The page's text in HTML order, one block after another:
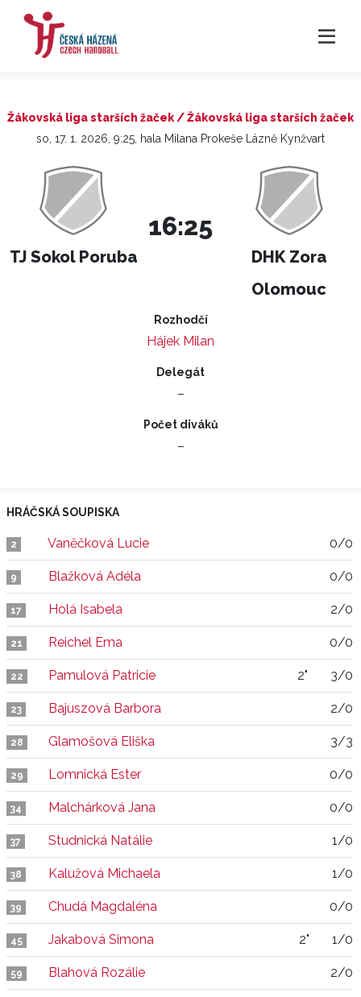
Žákovská liga starších žaček / Žákovská liga starších žaček
so, 17. 1. 2026, 9:25, hala Milana Prokeše Lázně Kynžvart
TJ Sokol Poruba
16:25
DHK Zora
Olomouc
Rozhodčí
Hájek Milan
Delegát
–
Počet diváků
–
HRÁČSKÁ SOUPISKA
2 Vaněčková Lucie 0/0
9 Blažková Adéla 0/0
17 Holá Isabela 2/0
21 Reichel Ema 0/0
22 Pamulová Patricie 2" 3/0
23 Bajuszová Barbora 2/0
28 Glamošová Eliška 3/3
29 Lomnická Ester 0/0
34 Malchárková Jana 0/0
37 Studnická Natálie 1/0
38 Kalužová Michaela 1/0
39 Chudá Magdaléna 0/0
45 Jakabová Simona 2" 1/0
59 Blahová Rozálie 2/0